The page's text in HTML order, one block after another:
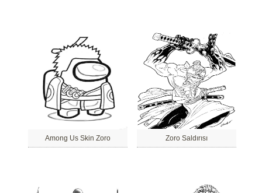
Among Us Skin Zoro Zoro Saldırısı